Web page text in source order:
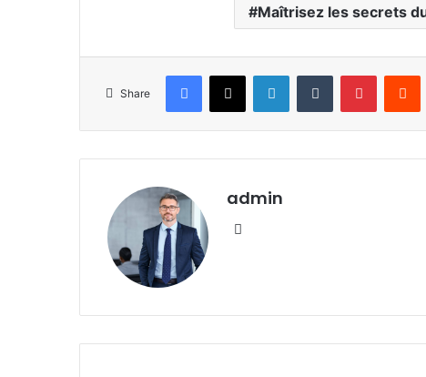
Maîtrisez les secrets
Share
Facebook
X LinkedInTumblr Pinterest
admin